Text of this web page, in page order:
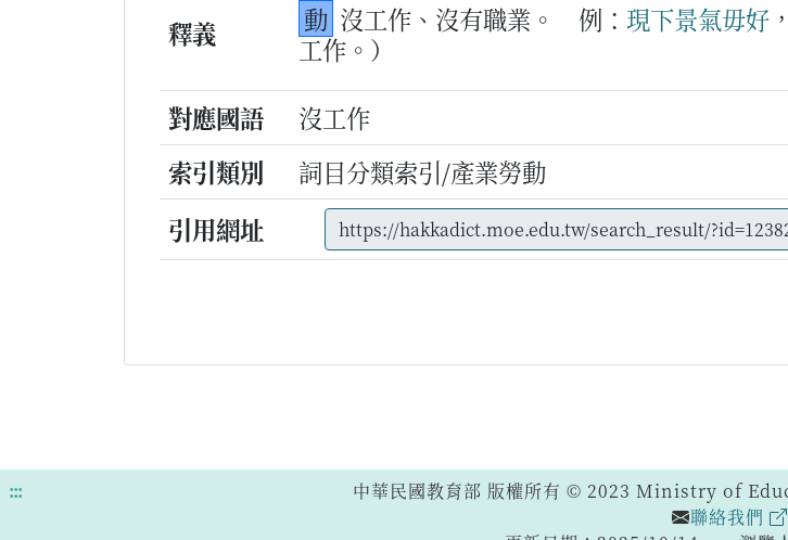
釋義 動 沒工作、沒有職業。 例： 現下景氣毋好 ，
工作。）
對應國語
沒工作
索引類別
詞目分類索引/產業勞動
引用網址
:::
中華民國教育部 版權所有 © 2023 Ministry of
聯絡我們